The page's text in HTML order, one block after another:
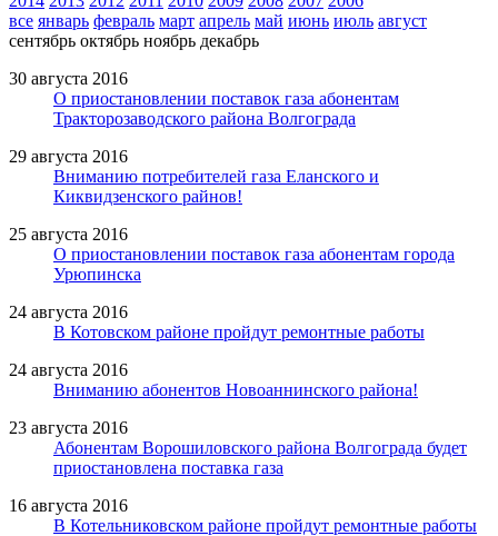
все январь февраль март апрель май июнь июль август
сентябрь октябрь ноябрь декабрь
30 августа 2016
О приостановлении поставок газа абонентам
Тракторозаводского района Волгограда
29 августа 2016
Вниманию потребителей газа Еланского и
Киквидзенского райнов!
25 августа 2016
О приостановлении поставок газа абонентам города
Урюпинска
24 августа 2016
В Котовском районе пройдут ремонтные работы
24 августа 2016
Вниманию абонентов Новоаннинского района!
23 августа 2016
Абонентам Ворошиловского района Волгограда будет
приостановлена поставка газа
16 августа 2016
В Котельниковском районе пройдут ремонтные работы